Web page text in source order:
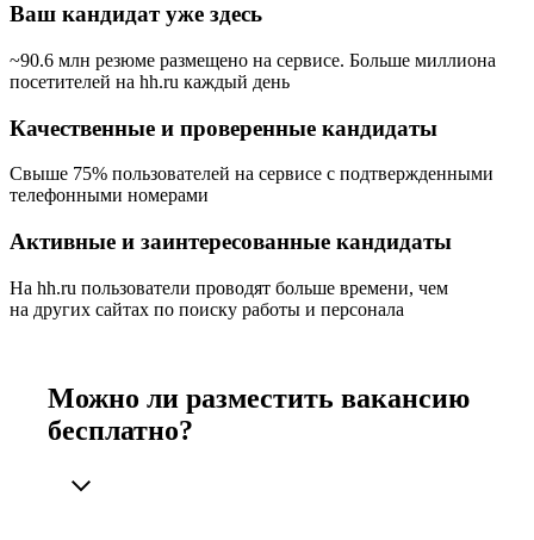
Ваш кандидат уже здесь
~90.6 млн резюме размещено на сервисе. Больше миллиона
посетителей на hh.ru каждый день
Качественные и проверенные кандидаты
Свыше 75% пользователей на сервисе с подтвержденными
телефонными номерами
Активные и заинтересованные кандидаты
На hh.ru пользователи проводят больше времени, чем
на других сайтах по поиску работы и персонала
Можно ли разместить вакансию
бесплатно?